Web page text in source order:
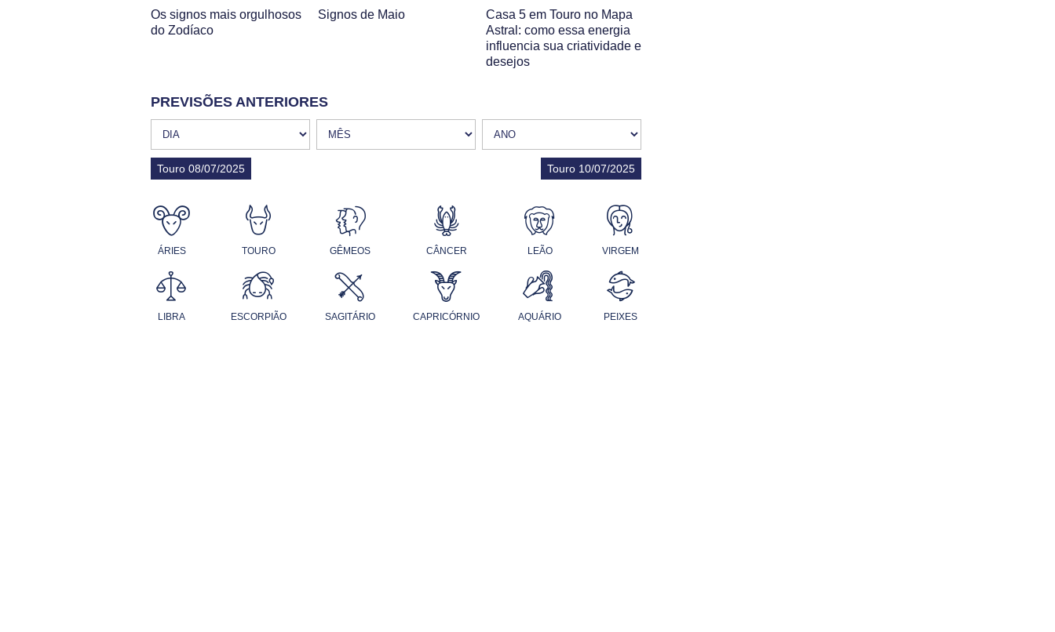
Os signos mais orgulhosos
do Zodíaco
Signos de Maio
Casa 5 em Touro no Mapa
Astral: como essa energia
influencia sua criatividade e
desejos
PREVISÕES ANTERIORES
Touro 08/07/2025 Touro 10/07/2025
ÁRIES TOURO GÊMEOS CÂNCER LEÃO VIRGEM
LIBRA ESCORPIÃO SAGITÁRIO CAPRICÓRNIO AQUÁRIO PEIXES